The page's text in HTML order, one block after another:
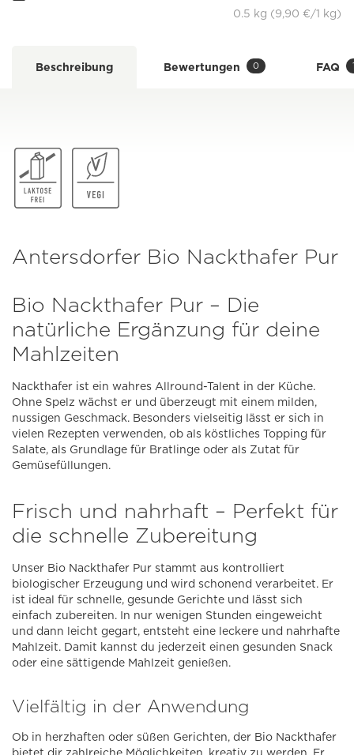
0.5 kg (9,90 €/1 kg)
Beschreibung Bewertungen 0 FAQ
Antersdorfer Bio Nackthafer Pur
Bio Nackthafer Pur – Die
natürliche Ergänzung für deine
Mahlzeiten
Nackthafer ist ein wahres Allround-Talent in der Küche.
Ohne Spelz wächst er und überzeugt mit einem milden,
nussigen Geschmack. Besonders vielseitig lässt er sich in
vielen Rezepten verwenden, ob als köstliches Topping für
Salate, als Grundlage für Bratlinge oder als Zutat für
Gemüsefüllungen.
Frisch und nahrhaft – Perfekt für
die schnelle Zubereitung
Unser Bio Nackthafer Pur stammt aus kontrolliert
biologischer Erzeugung und wird schonend verarbeitet. Er
ist ideal für schnelle, gesunde Gerichte und lässt sich
einfach zubereiten. In nur wenigen Stunden eingeweicht
und dann leicht gegart, entsteht eine leckere und nahrhafte
Mahlzeit. Damit kannst du jederzeit einen gesunden Snack
oder eine sättigende Mahlzeit genießen.
Vielfältig in der Anwendung
Ob in herzhaften oder süßen Gerichten, der Bio Nackthafer